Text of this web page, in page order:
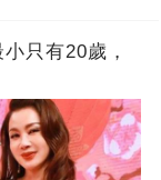
只有20歲，